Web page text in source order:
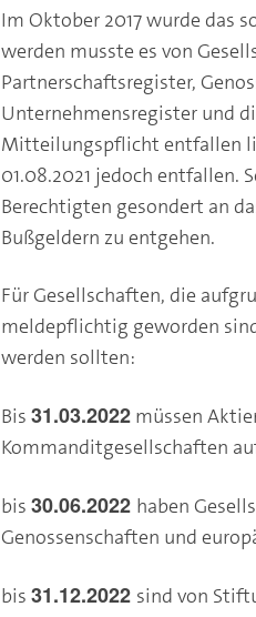
Im Oktober 2017 wurde das
werden musste es von
Partnerschaftsregister,
Unternehmensregister und
Mitteilungspflicht entfallen
01.08.2021 jedoch entfallen.
Berechtigten gesondert an
Bußgeldern zu entgehen.
Für Gesellschaften, die
meldepflichtig geworden
werden sollten:
Bis 31.03.2022müssen
Kommanditgesellschaften
bis 30.06.2022 haben
Genossenschaften und
bis 31.12.2022 sind von